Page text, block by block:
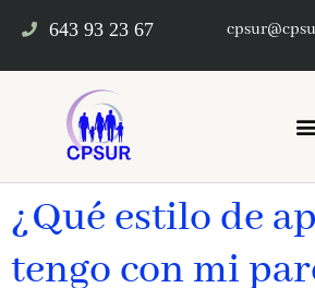
643 93 23 67
¿Qué estilo de
tengo con mi